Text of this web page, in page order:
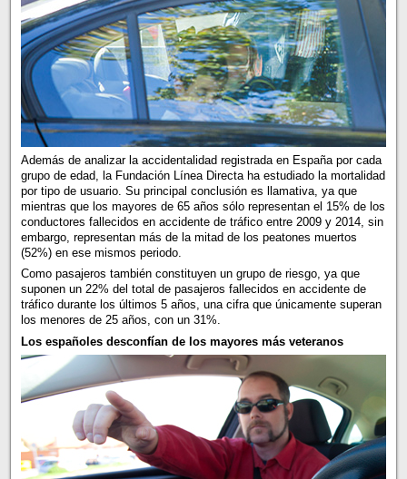
Además de analizar la accidentalidad registrada en España por cada
grupo de edad, la Fundación Línea Directa ha estudiado la mortalidad
por tipo de usuario. Su principal conclusión es llamativa, ya que
mientras que los mayores de 65 años sólo representan el 15% de los
conductores fallecidos en accidente de tráfico entre 2009 y 2014, sin
embargo, representan más de la mitad de los peatones muertos
(52%) en ese mismos periodo.
Como pasajeros también constituyen un grupo de riesgo, ya que
suponen un 22% del total de pasajeros fallecidos en accidente de
tráfico durante los últimos 5 años, una cifra que únicamente superan
los menores de 25 años, con un 31%.
Los españoles desconfían de los mayores más veteranos